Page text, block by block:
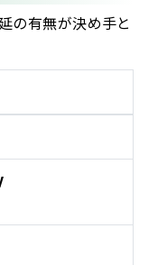
の有無が決め手と